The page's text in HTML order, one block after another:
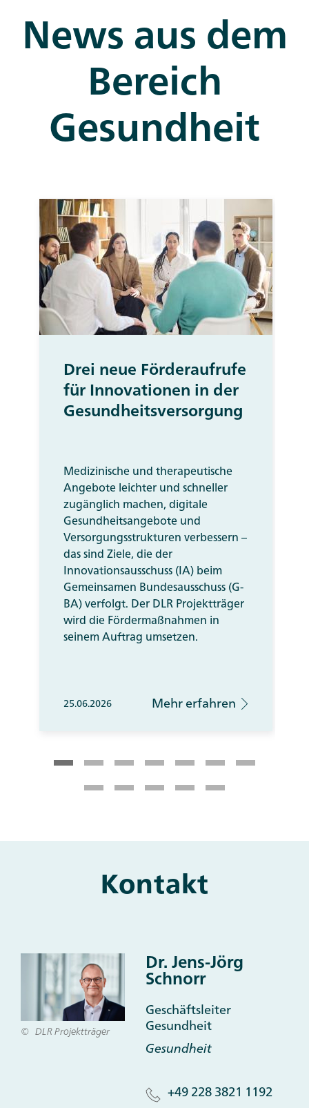
News aus dem
Bereich
Gesundheit
Drei neue Förderaufrufe
für Innovationen in der
Gesundheitsversorgung
Medizinische und therapeutische
Angebote leichter und schneller
zugänglich machen, digitale
Gesundheitsangebote und
Versorgungsstrukturen verbessern –
das sind Ziele, die der
Innovationsausschuss (IA) beim
Gemeinsamen Bundesausschuss (G-
BA) verfolgt. Der DLR Projektträger
wird die Fördermaßnahmen in
seinem Auftrag umsetzen.
25.06.2026 Mehr erfahren
Kontakt
DLR Projektträger
Dr. Jens-Jörg
Schnorr
Geschäftsleiter
Gesundheit
Gesundheit
+49 228 3821 1192